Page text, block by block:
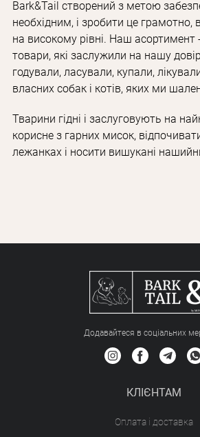
Bark&Tail створений з метою
необхідним, і зробити це грамотно,
на високому рівні. Наш
товари, які заслужили на нашу
годували, ласували, купали,
власних собак і котів, яких ми
Тварини гідні і заслуговують на
корисне з гарних мисок,
лежанках і носити вишукані
Додавайтеся в соціальних
КЛІЄНТАМ
Оплата і доставка